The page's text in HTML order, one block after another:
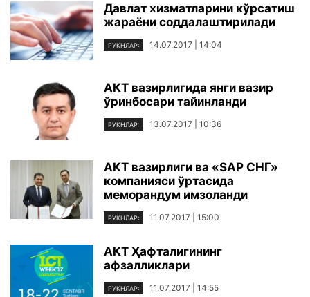
Давлат хизматларини кўрсатиш
жараёни соддалаштирилади
РУКНЛАР: 14.07.2017 | 14:04
АКТ вазирлигида янги вазир
ўринбосари тайинланди
РУКНЛАР: 13.07.2017 | 10:36
АКТ вазирлиги ва «SAP СНГ»
компанияси ўртасида
меморандум имзоланди
РУКНЛАР: 11.07.2017 | 15:00
АКТ Ҳафталигининг
афзалликлари
РУКНЛАР: 11.07.2017 | 14:55